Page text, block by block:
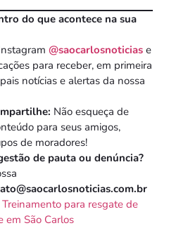
do que acontece na sua
@saocarlosnoticias e
para receber, em primeira
notícias e alertas da nossa
Não esqueça de
para seus amigos,
de moradores!
de pauta ou denúncia?
Treinamento para resgate de
em São Carlos